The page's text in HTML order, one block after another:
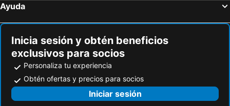
Ayuda
Inicia sesión y obtén beneficios
exclusivos para socios
Personaliza tu experiencia
Obtén ofertas y precios para socios
Iniciar sesión